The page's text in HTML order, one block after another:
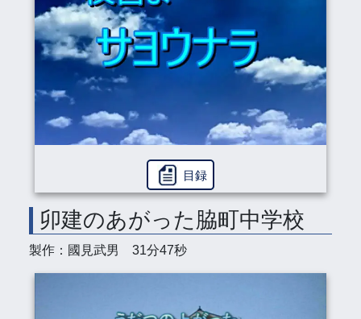
目録
卯建のあがった脇町中学校
製作：國見武男 31分47秒